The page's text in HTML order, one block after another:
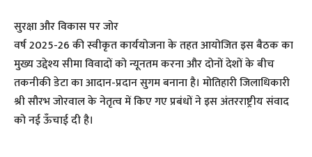
​सुरक्षा और विकास पर जोर
​वर्ष 2025-26 की स्वीकृत कार्ययोजना के तहत आयोजित इस बैठक का
मुख्य उद्देश्य सीमा विवादों को न्यूनतम करना और दोनों देशों के बीच
तकनीकी डेटा का आदान-प्रदान सुगम बनाना है। मोतिहारी जिलाधिकारी
श्री सौरभ जोरवाल के नेतृत्व में किए गए प्रबंधों ने इस अंतरराष्ट्रीय संवाद
को नई ऊँचाई दी है।